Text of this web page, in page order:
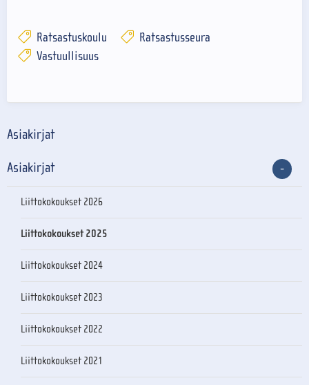
Ratsastuskoulu
Ratsastusseura
Vastuullisuus
Asiakirjat
Asiakirjat
Liittokokoukset 2026
Liittokokoukset 2025
Liittokokoukset 2024
Liittokokoukset 2023
Liittokokoukset 2022
Liittokokoukset 2021